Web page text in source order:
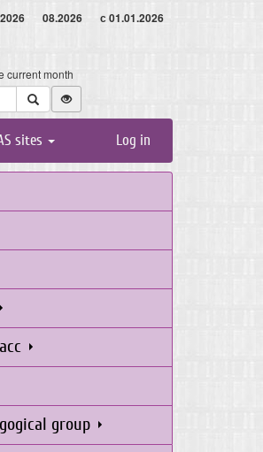
08.2026 с 01.01.2026
current month
sites Log in
group